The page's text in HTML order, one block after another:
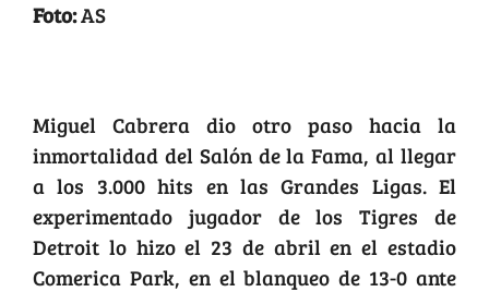
Foto:AS
Miguel Cabrera dio otro paso hacia la
inmortalidad del Salón de la Fama, al llegar
a los 3.000 hits en las Grandes Ligas. El
experimentado jugador de los Tigres de
Detroit lo hizo el 23 de abril en el estadio
Comerica Park, en el blanqueo de 13-0 ante